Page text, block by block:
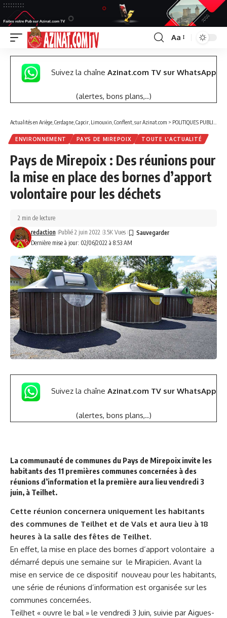
Font
Resizer
Aa
Suivez la chaîne Azinat.com TV sur WhatsApp
(alertes, bons plans,..)
Actualités en Ariège, Cerdagne, Capcir, Limouxin, Conflent, sur Azinat.com > POLITIQUES PUBLIQUES
ENVIRONNEMENT PAYS DE MIREPOIX TOUTE L'ACTUALITÉ
Pays de Mirepoix : Des réunions pour
la mise en place des bornes d’apport
volontaire pour les déchets
Dernière mise à jour: 02/06/2022 à 8:53 AM
redaction Publié 2 juin 2022 3.5K Vues
2 min de lecture
Suivez la chaîne Azinat.com TV sur WhatsApp
(alertes, bons plans,..)
La communauté de communes du Pays de Mirepoix invite les
habitants des 11 premières communes concernées à des
réunions d’information et la première aura lieu vendredi 3
juin, à Teilhet.
Cette réunion concernera uniquement les habitants
des communes de Teilhet et de Vals et aura lieu à 18
heures à la salle des fêtes de Teilhet.
En effet, la mise en place des bornes d’apport volontaire a
démarré depuis une semaine sur le Mirapicien. Avant la
mise en service de ce dispositif nouveau pour les habitants,
une série de réunions d’information est organisée sur les
communes concernées.
Teilhet « ouvre le bal » le vendredi 3 Juin, suivie par Aigues-